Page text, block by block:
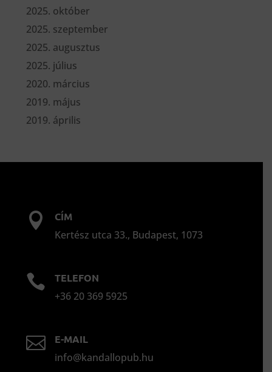
2025. október
2025. szeptember
2025. augusztus
2025. július
2020. március
2019. május
2019. április
 CÍM
Kertész utca 33., Budapest, 1073
 TELEFON
+36 20 369 5925
 E-MAIL
info@kandallopub.hu